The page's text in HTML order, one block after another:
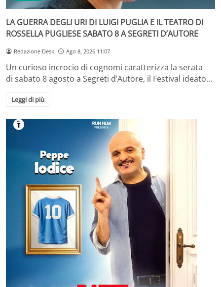
LA GUERRA DEGLI URI DI LUIGI PUGLIA E IL TEATRO DI
ROSSELLA PUGLIESE SABATO 8 A SEGRETI D’AUTORE
Redazione Desk Ago 8, 2026 11:07
Un curioso incrocio di cognomi caratterizza la serata
di sabato 8 agosto a Segreti d’Autore, il Festival ideato…
Leggi di più